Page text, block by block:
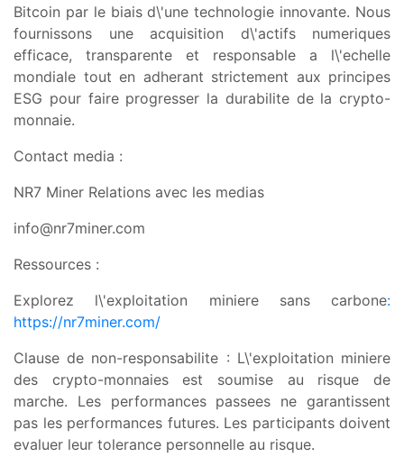
Bitcoin par le biais d\'une technologie innovante. Nous
fournissons une acquisition d\'actifs numeriques
efficace, transparente et responsable a l\'echelle
mondiale tout en adherant strictement aux principes
ESG pour faire progresser la durabilite de la crypto-
monnaie.
Contact media :
NR7 Miner Relations avec les medias
info@nr7miner.com
Ressources :
Explorez l\'exploitation miniere sans carbone:
https://nr7miner.com/
Clause de non-responsabilite : L\'exploitation miniere
des crypto-monnaies est soumise au risque de
marche. Les performances passees ne garantissent
pas les performances futures. Les participants doivent
evaluer leur tolerance personnelle au risque.